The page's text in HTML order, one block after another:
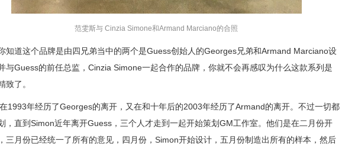
范雯斯与 Cinzia Simone和Armand Marciano的合照
知道这个品牌是由四兄弟当中的两个是Guess创始人的Georges兄弟和Armand Marciano设
与Guess的前任总监，Cinzia Simone一起合作的品牌，你就不会再感叹为什么这款系列是
致了。
1993年经历了Georges的离开，又在和十年后的2003年经历了Armand的离开。不过一切都
，直到Simon近年离开Guess，三个人才走到一起开始策划GM工作室。他们是在二月份开
三月份已经统一了所有的意见，四月份，Simon开始设计，五月份制造出所有的样本，然后